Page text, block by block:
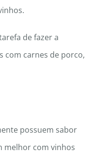
de fazer a
com carnes de porco,
possuem sabor
melhor com vinhos